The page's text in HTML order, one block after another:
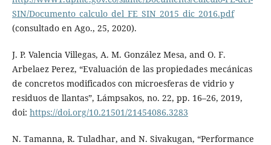
SIN/Documento_calculo_del_FE_SIN_2015_dic_2016.pdf
(consultado en Ago., 25, 2020).
J. P. Valencia Villegas, A. M. González Mesa, and O. F.
Arbelaez Perez, “Evaluación de las propiedades mecánicas
de concretos modificados con microesferas de vidrio y
residuos de llantas”, Lámpsakos, no. 22, pp. 16–26, 2019,
doi: https://doi.org/10.21501/21454086.3283
N. Tamanna, R. Tuladhar, and N. Sivakugan, “Performance